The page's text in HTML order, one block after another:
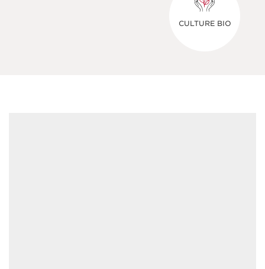
CULTURE BIO